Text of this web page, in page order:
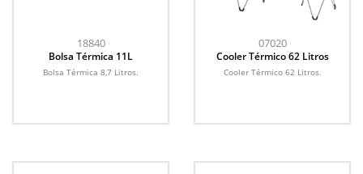
18840
Bolsa Térmica 11L
Bolsa Térmica 8,7 Litros.
07020
Cooler Térmico 62 Litros
Cooler Térmico 62 Litros.